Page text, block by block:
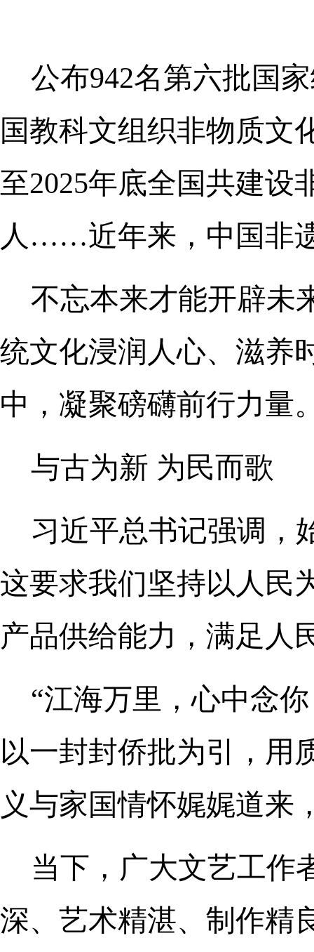
公布942名第六批国
国教科文组织非物质文
至2025年底全国共建设
人……近年来，中国非
不忘本来才能开辟未
统文化浸润人心、滋养
中，凝聚磅礴前行力量
与古为新 为民而歌
习近平总书记强调，
这要求我们坚持以人民
产品供给能力，满足人
“江海万里，心中念
以一封封侨批为引，用
义与家国情怀娓娓道来
当下，广大文艺工作
深、艺术精湛、制作精